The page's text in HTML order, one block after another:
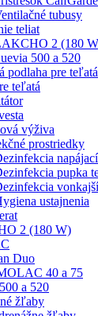
tubusy
teliat
2 (180
500 a 520
podlaha pre teľatá
teľatá
výživa
prostriedky
pupka
ustajnenia
2 (180 W)
Duo
40 a 75
a 520
žľaby